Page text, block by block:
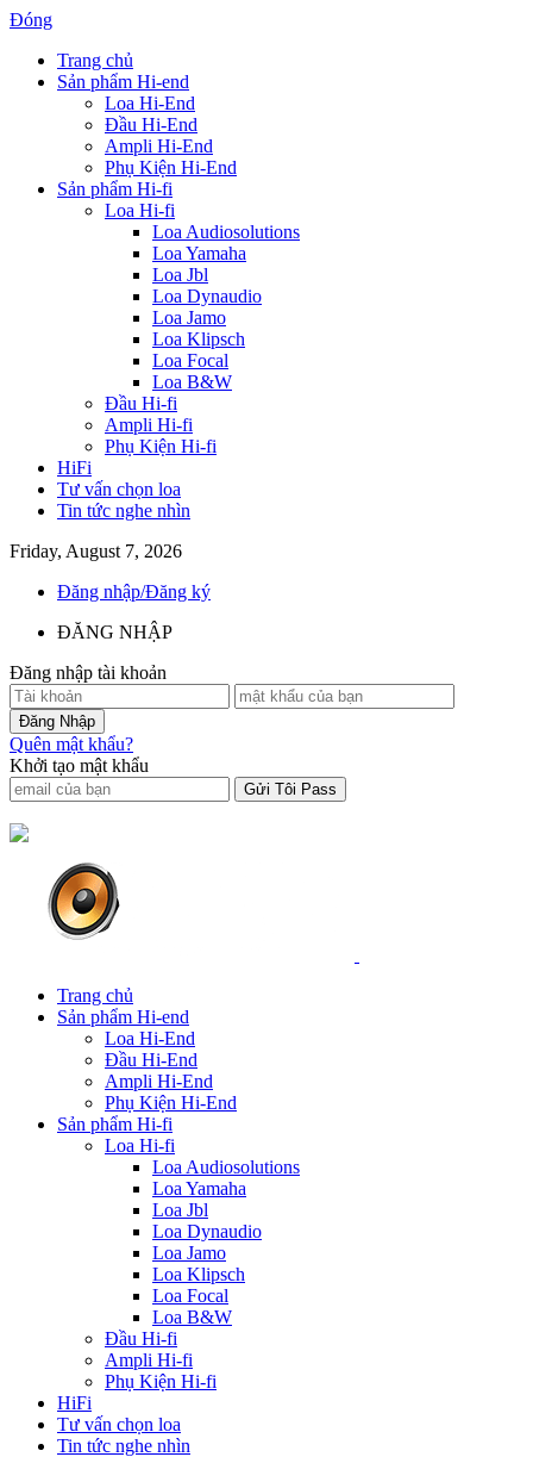
Đóng
Trang chủ
Sản phẩm Hi-end
Loa Hi-End
Đầu Hi-End
Ampli Hi-End
Phụ Kiện Hi-End
Sản phẩm Hi-fi
Loa Hi-fi
Loa Audiosolutions
Loa Yamaha
Loa Jbl
Loa Dynaudio
Loa Jamo
Loa Klipsch
Loa Focal
Loa B&W
Đầu Hi-fi
Ampli Hi-fi
Phụ Kiện Hi-fi
HiFi
Tư vấn chọn loa
Tin tức nghe nhìn
Friday, August 7, 2026
Đăng nhập/Đăng ký
ĐĂNG NHẬP
Đăng nhập tài khoản
Quên mật khẩu?
Khởi tạo mật khẩu
Trang chủ
Sản phẩm Hi-end
Loa Hi-End
Đầu Hi-End
Ampli Hi-End
Phụ Kiện Hi-End
Sản phẩm Hi-fi
Loa Hi-fi
Loa Audiosolutions
Loa Yamaha
Loa Jbl
Loa Dynaudio
Loa Jamo
Loa Klipsch
Loa Focal
Loa B&W
Đầu Hi-fi
Ampli Hi-fi
Phụ Kiện Hi-fi
HiFi
Tư vấn chọn loa
Tin tức nghe nhìn